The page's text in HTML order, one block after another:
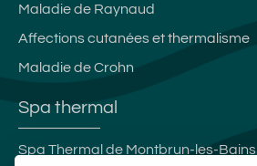
Maladie de Raynaud
Affections cutanées et thermalisme
Maladie de Crohn
Spa thermal
Spa Thermal de Montbrun-les-Bains